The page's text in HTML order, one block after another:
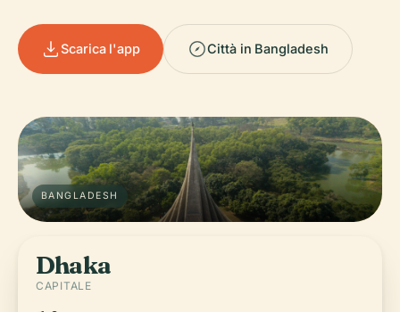
Scarica l'app Città in Bangladesh
BANGLADESH
Dhaka
CAPITALE